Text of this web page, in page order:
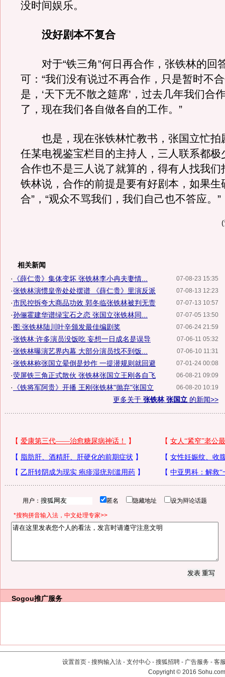
没时间娱乐。
没好剧本不复合
对于“铁三角”何日再合作，张铁林的回
可：“我们没有说过不再合作，只是暂时不
是，‘天下无不散之筵席’，过去几年我们合
了，现在我们各自做各自的工作。”
也是，现在张铁林忙教书，张国立忙拍
任某电视鉴宝栏目的主持人，三人联系都极
合作也不是三人说了就算的，得有人找我们
铁林说，合作的前提是要有好剧本，如果生
合”，“观众不骂我们，我们自己也不答应。”
相关新闻
07-08-23 15:35
· 《薛仁贵》集体变坏 张铁林李小冉夫妻情...
07-08-13 12:23
·张铁林演惯皇帝处处摆谱 《薛仁贵》里演反派
07-07-13 10:57
·市民控拆夸大商品功效 郭冬临张铁林被判无责
07-07-05 13:50
·孙俪霍建华谱绿宝石之恋 张国立张铁林同...
07-06-24 21:59
·图:张铁林陆川叶辛颁发最佳编剧奖
07-06-11 05:32
·张铁林:许多演员没饭吃 妄想一日成名是误导
07-06-10 11:31
·张铁林曝演艺界内幕 大部分演员找不到饭...
07-01-24 00:08
·张铁林称张国立晕倒是炒作 一提潜规则就回避
06-08-21 09:09
·荧屏铁三角正式散伙 张铁林张国立王刚各自飞
06-08-20 10:19
·
《铁将军阿贵》开播 王刚张铁林"抛弃"张国立
更多关于 张铁林 张国立 的新闻>>
用户： 匿名 隐藏地址 设为辩论话题
*搜狗拼音输入法，中文处理专家>>
Sogou推广服务
设置首页 - 搜狗输入法 - 支付中心 - 搜狐招聘 - 广告服务 - 客
Copyright©2016